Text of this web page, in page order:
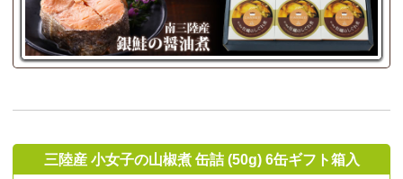
三陸産 小女子の山椒煮 缶詰 (50g) 6缶ギフト箱入